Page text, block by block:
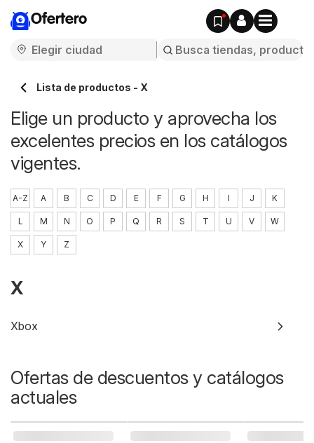
Ofertero
Lista de productos - X
Elige un producto y aprovecha los
excelentes precios en los catálogos
vigentes.
A-Z A B C D E F G H I J K
L M N O P Q R S T U V W
X Y Z
X
Xbox
Ofertas de descuentos y catálogos
actuales